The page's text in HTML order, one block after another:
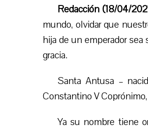
Redacción (18/04/
mundo, olvidar que
hija de un emperador
gracia.
Santa Antusa –
Constantino V
Ya su nombre tiene